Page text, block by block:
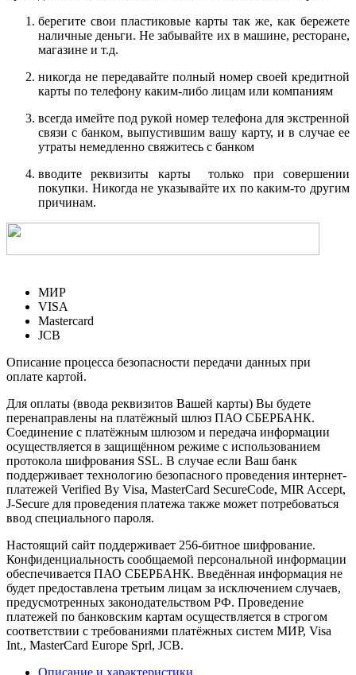
берегите свои пластиковые карты так же, как бережете
наличные деньги. Не забывайте их в машине, ресторане,
магазине и т.д.
никогда не передавайте полный номер своей кредитной
карты по телефону каким-либо лицам или компаниям
всегда имейте под рукой номер телефона для экстренной
связи с банком, выпустившим вашу карту, и в случае ее
утраты немедленно свяжитесь с банком
вводите реквизиты карты только при совершении
покупки. Никогда не указывайте их по каким-то другим
причинам.
МИР
VISA
Mastercard
JCB
Описание процесса безопасности передачи данных при
оплате картой.
Для оплаты (ввода реквизитов Вашей карты) Вы будете
перенаправлены на платёжный шлюз ПАО СБЕРБАНК.
Соединение с платёжным шлюзом и передача информации
осуществляется в защищённом режиме с использованием
протокола шифрования SSL. В случае если Ваш банк
поддерживает технологию безопасного проведения интернет-
платежей Verified By Visa, MasterCard SecureCode, MIR Accept,
J-Secure для проведения платежа также может потребоваться
ввод специального пароля.
Настоящий сайт поддерживает 256-битное шифрование.
Конфиденциальность сообщаемой персональной информации
обеспечивается ПАО СБЕРБАНК. Введённая информация не
будет предоставлена третьим лицам за исключением случаев,
предусмотренных законодательством РФ. Проведение
платежей по банковским картам осуществляется в строгом
соответствии с требованиями платёжных систем МИР, Visa
Int., MasterCard Europe Sprl, JCB.
Описание и характеристики